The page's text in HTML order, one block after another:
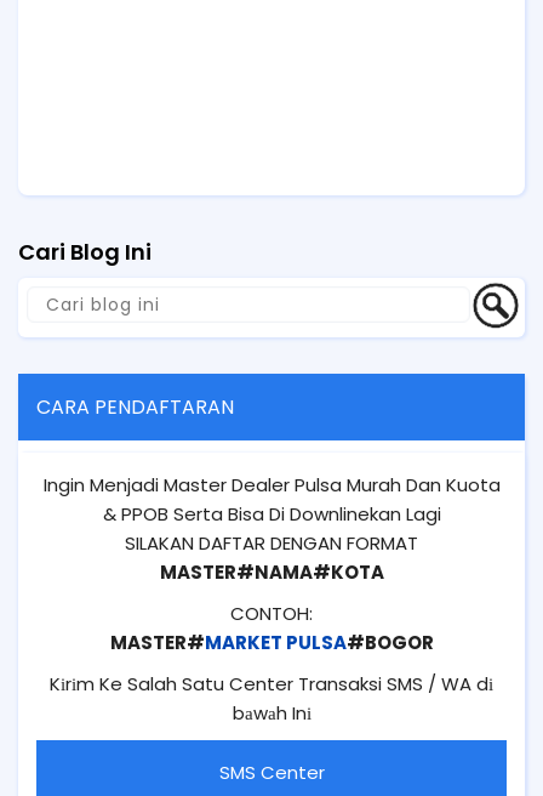
Cari Blog Ini
CARA PENDAFTARAN
Ingin Menjadi Master Dealer Pulsa Murah Dan Kuota
& PPOB Serta Bisa Di Downlinekan Lagi
SILAKAN DAFTAR DENGAN FORMAT
MASTER#NAMA#KOTA
CONTOH:
MASTER#MARKET PULSA#BOGOR
Kіrіm Ke Salah Satu Center Transaksi SMS / WA dі
bаwаh Inі
SMS Center